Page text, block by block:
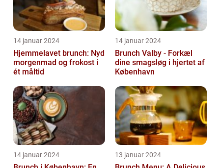
14 januar 2024
Hjemmelavet brunch: Nyd
morgenmad og frokost i
ét måltid
14 januar 2024
Brunch Valby - Forkæl
dine smagsløg i hjertet af
København
14 januar 2024 13 januar 2024